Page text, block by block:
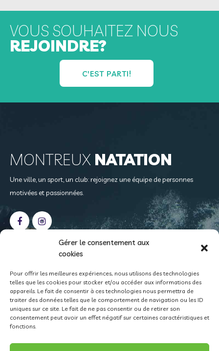
Gérer le consentement aux
cookies
Pour offrir les meilleures expériences, nous utilisons des technologies
telles que les cookies pour stocker et/ou accéder aux informations des
appareils. Le fait de consentir à ces technologies nous permettra de
traiter des données telles que le comportement de navigation ou les ID
uniques sur ce site. Le fait de ne pas consentir ou de retirer son
consentement peut avoir un effet négatif sur certaines caractéristiques et
fonctions.
VOUS SOUHAITEZ NOUS
REJOINDRE?
C'EST PARTI!
MONTREUX NATATION
Une ville, un sport, un club: rejoignez une équipe de personnes
motivées et passionnées.
COORDONNÉES
Case postale 408
1815 Clarens
info@montreux-natation.ch
CCP 18-529-8 • IBAN CH15 0900 0000 1800 0529 8